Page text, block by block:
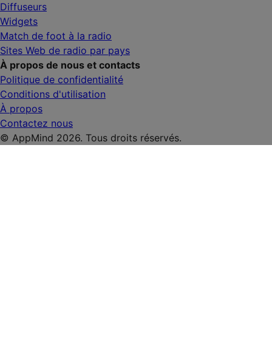
Diffuseurs
Widgets
Match de foot à la radio
Sites Web de radio par pays
À propos de nous et contacts
Politique de confidentialité
Conditions d'utilisation
À propos
Contactez nous
© AppMind 2026. Tous droits réservés.